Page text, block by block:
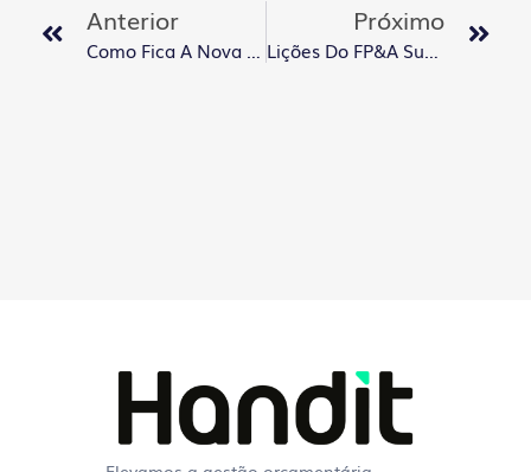
Anterior
Como Fica A Nova Estrutura Da Handit?
Próximo
Lições Do FP&A Summit 2025: O Futuro Do Planejamento Nas Mãos De Quem Une Dados, Tecnologia E Comunicação